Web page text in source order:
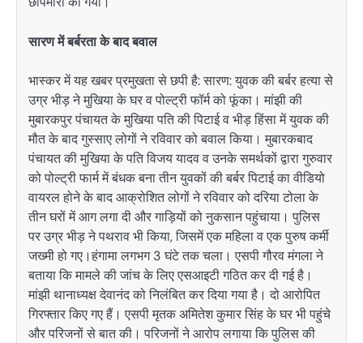
सारण में बर्बरता के बाद बवाल
भास्कर में यह खबर प्रमुखता से छपी है: सारण: युवक की बर्बर हत्या से
उग्र भीड़ ने मुखिया के घर व पोल्ट्री फॉर्म को फूंका। मांझी की
मुबारकपुर पंचायत के मुखिया पति की पिटाई व भीड़ हिंसा में युवक की
मौत के बाद गुस्साए लोगों ने रविवार को बवाल किया। मुबारकबाद
पंचायत की मुखिया के पति विजय यादव व उनके समर्थकों द्वारा गुरुवार
को पोल्ट्री फार्म में बंधक बना तीन युवकों की बर्बर पिटाई का वीडियो
वायरल होने के बाद आक्रोशित लोगों ने रविवार को दरिया टोला के
तीन घरों में आग लगा दी और गाड़ियों को नुकसान पहुंचाया। पुलिस
पर उग्र भीड़ ने पथराव भी किया, जिसमें एक महिला व एक पुरुष कर्मी
जख्मी हो गए।हंगामा लगभग 3 घंटे तक चला। एसपी गौरव मंगला ने
बताया कि मामले की जांच के लिए एसआइटी गठित कर दी गई है।
मांझी थानाध्यक्ष देवानंद को निलंबित कर दिया गया है। दो आरोपित
गिरफ्तार किए गए हैं। एसपी मृतक अमितेश कुमार सिंह के घर भी पहुंचे
और परिजनों से बात की। परिजनों ने आरोप लगाया कि पुलिस की